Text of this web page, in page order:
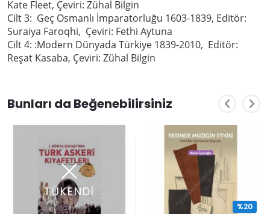
Kate Fleet, Çeviri: Zühal Bilgin
Cilt 3: Geç Osmanlı İmparatorluğu 1603-1839, Editör:
Suraiya Faroqhi, Çeviri: Fethi Aytuna
Cilt 4: :Modern Dünyada Türkiye 1839-2010, Editör:
Reşat Kasaba, Çeviri: Zühal Bilgin
Bunları da Beğenebilirsiniz
TÜKENDİ
%20